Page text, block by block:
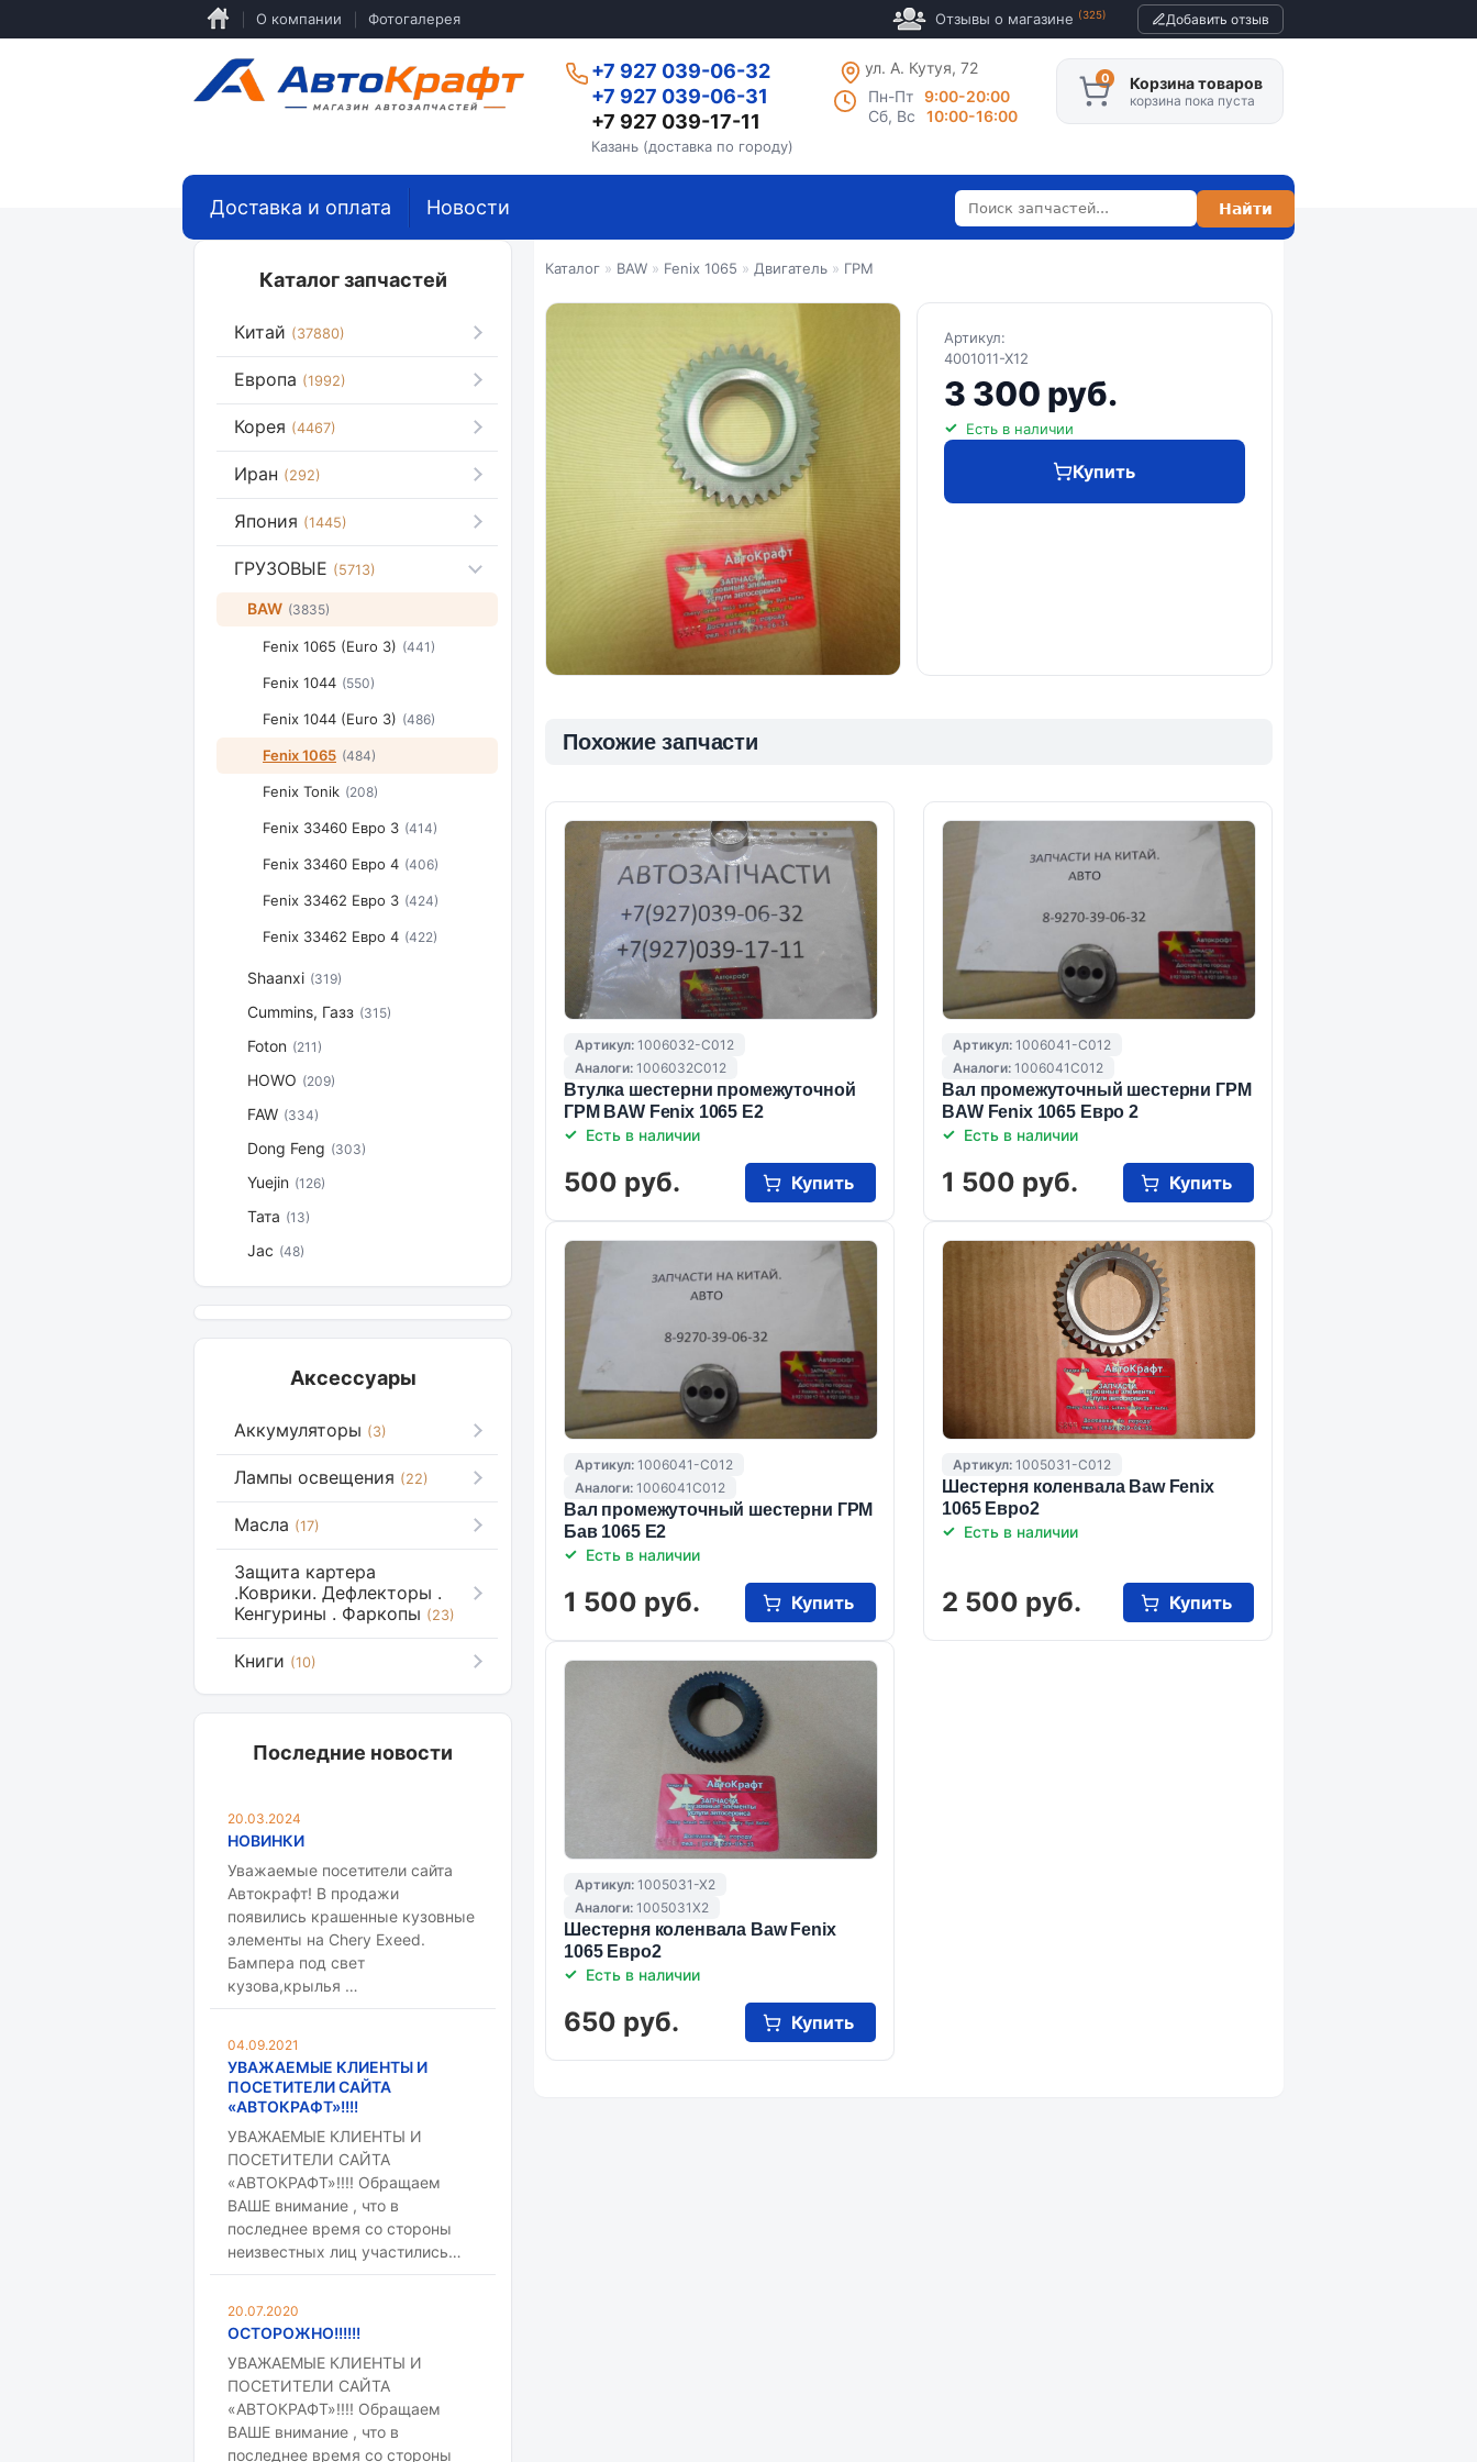
основному
О компании Фотогалерея Отзывы о магазине (325) Добавить отзыв
+7 927 039-06-32
+7 927 039-06-31
+7 927 039-17-11
Казань (доставка по городу)
ул. А. Кутуя, 72
Пн-Пт
9:00-20:00
Сб, Вс
10:00-16:00
Корзина товаров
корзина пока пуста
Каталог » BAW » Fenix 1065 » Двигатель » ГРМ
Артикул:
4001011-X12
3 300 руб.
Есть в наличии
Купить
Похожие запчасти
Артикул: 1006032-C012
Аналоги: 1006032C012
Втулка шестерни промежуточной
ГРМ BAW Fenix 1065 Е2
Есть в наличии
500 руб. Купить
Артикул:1006041-C012
Аналоги:1006041C012
Вал промежуточный шестерни ГРМ
BAW Fenix 1065 Евро 2
Есть в наличии
1 500 руб. Купить
Артикул: 1006041-C012
Аналоги: 1006041C012
Вал промежуточный шестерни ГРМ
Бав 1065 Е2
Есть в наличии
1 500 руб. Купить
Артикул:1005031-C012
Шестерня коленвала Baw Fenix
1065 Евро2
Есть в наличии
2 500 руб. Купить
Артикул: 1005031-Х2
Аналоги: 1005031Х2
Шестерня коленвала Baw Fenix
1065 Евро2
Есть в наличии
650 руб. Купить
Доставка и оплата Новости
Каталог запчастей
Китай (37880)
Европа (1992)
Корея (4467)
Иран (292)
Япония (1445)
ГРУЗОВЫЕ (5713)
BAW (3835)
Fenix 1065 (Euro 3) (441)
Fenix 1044 (550)
Fenix 1044 (Euro 3) (486)
Fenix 1065 (484)
Fenix Tonik (208)
Fenix 33460 Евро 3 (414)
Fenix 33460 Евро 4 (406)
Fenix 33462 Евро 3 (424)
Fenix 33462 Евро 4 (422)
Shaanxi (319)
Cummins, Газз (315)
Foton (211)
HOWO (209)
FAW (334)
Dong Feng (303)
Yuejin (126)
Тата (13)
Jac (48)
Аксессуары
Аккумуляторы (3)
Лампы освещения (22)
Масла (17)
Защита картера
.Коврики. Дефлекторы .
Кенгурины . Фаркопы (23)
Книги (10)
Последние новости
20.03.2024
НОВИНКИ
Уважаемые посетители сайта
Автокрафт! В продажи
появились крашенные кузовные
элементы на Chery Exeed.
Бампера под свет
кузова,крылья …
04.09.2021
УВАЖАЕМЫЕ КЛИЕНТЫ И
ПОСЕТИТЕЛИ САЙТА
«АВТОКРАФТ»!!!!
УВАЖАЕМЫЕ КЛИЕНТЫ И
ПОСЕТИТЕЛИ САЙТА
«АВТОКРАФТ»!!!! Обращаем
ВАШЕ внимание , что в
последнее время со стороны
неизвестных лиц участились…
20.07.2020
ОСТОРОЖНО!!!!!!
УВАЖАЕМЫЕ КЛИЕНТЫ И
ПОСЕТИТЕЛИ САЙТА
«АВТОКРАФТ»!!!! Обращаем
ВАШЕ внимание , что в
последнее время со стороны